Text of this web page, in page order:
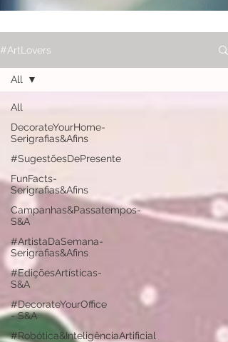
#ArtLovers
All
DecorateYourHome-
Serigrafias&Afins
#SugestõesDePresente
FunFacts-
Serigrafias&Afins
Campanhas&Passatempos-
S&A
#ArtistaDaSemana-
Serigrafias&Afins
#EdiçõesArtísticas-
S&A
#DecorateYourOffice
- S&A
#Robótica&InteligênciaArtificial
All